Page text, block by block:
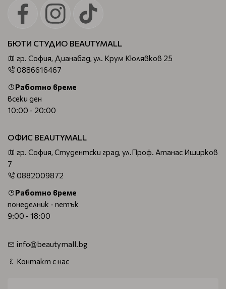
БЮТИ СТУДИО BEAUTYMALL
гр. София, Дианабад, ул. Крум Кюлявков 25
0886616467
Работно време
всеки ден
10:00 - 20:00
ОФИС BEAUTYMALL
гр. София, Студентски град, ул.Проф. Атанас Иширков
7
0882009872
Работно време
понеделник - петък
9:00 - 18:00
info@beautymall.bg
Контакт с нас